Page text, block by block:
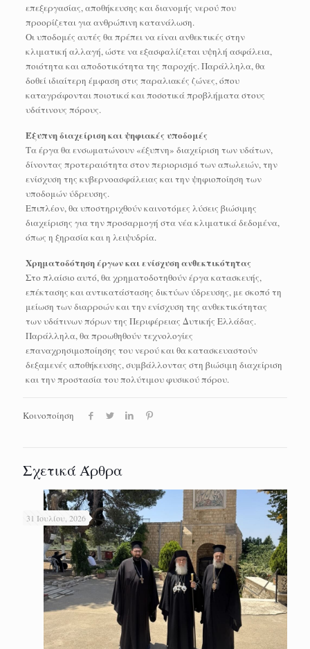
επεξεργασίας, αποθήκευσης και διανομής νερού που
προορίζεται για ανθρώπινη κατανάλωση.
Οι υποδομές αυτές θα πρέπει να είναι ανθεκτικές στην
κλιματική αλλαγή, ώστε να εξασφαλίζεται υψηλή ασφάλεια,
ποιότητα και αποδοτικότητα της παροχής. Παράλληλα, θα
δοθεί ιδιαίτερη έμφαση στις παραλιακές ζώνες, όπου
καταγράφονται ποιοτικά και ποσοτικά προβλήματα στους
υδάτινους πόρους.
Έξυπνη διαχείριση και ψηφιακές υποδομές
Τα έργα θα ενσωματώνουν «έξυπνη» διαχείριση των υδάτων,
δίνοντας προτεραιότητα στον περιορισμό των απωλειών, την
ενίσχυση της κυβερνοασφάλειας και την ψηφιοποίηση των
υποδομών ύδρευσης.
Επιπλέον, θα υποστηριχθούν καινοτόμες λύσεις βιώσιμης
διαχείρισης για την προσαρμογή στα νέα κλιματικά δεδομένα,
όπως η ξηρασία και η λειψυδρία.
Χρηματοδότηση έργων και ενίσχυση ανθεκτικότητας
Στο πλαίσιο αυτό, θα χρηματοδοτηθούν έργα κατασκευής,
επέκτασης και αντικατάστασης δικτύων ύδρευσης, με σκοπό τη
μείωση των διαρροών και την ενίσχυση της ανθεκτικότητας
των υδάτινων πόρων της Περιφέρειας Δυτικής Ελλάδας.
Παράλληλα, θα προωθηθούν τεχνολογίες
επαναχρησιμοποίησης του νερού και θα κατασκευαστούν
δεξαμενές αποθήκευσης, συμβάλλοντας στη βιώσιμη διαχείριση
και την προστασία του πολύτιμου φυσικού πόρου.
Κοινοποίηση
Σχετικά Άρθρα
31 Ιουλίου, 2026